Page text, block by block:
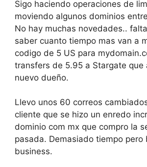
Sigo haciendo operaciones de
moviendo algunos dominios
No hay muchas novedades..
saber cuanto tiempo mas van a
codigo de 5 US para
transfers de 5.95 a Stargate que
nuevo dueño.
Llevo unos 60 correos
cliente que se hizo un enredo
dominio com mx que compro la
pasada. Demasiado tiempo pero
business.